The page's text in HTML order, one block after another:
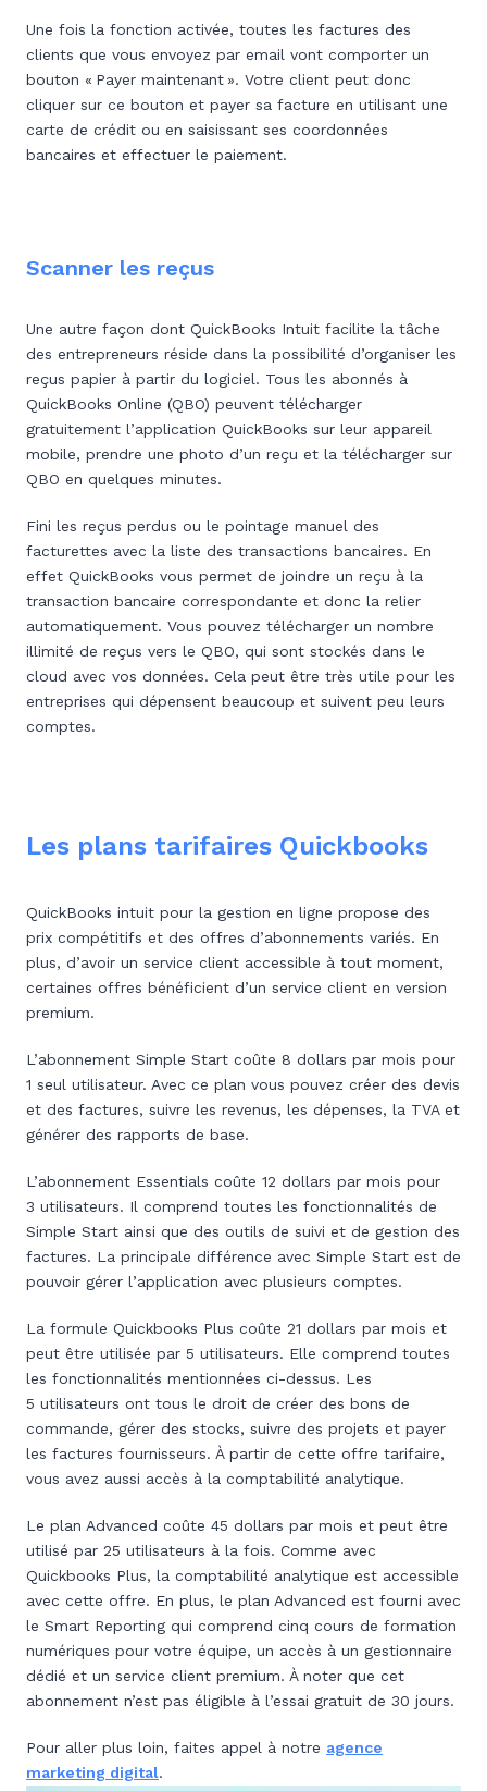
Une fois la fonction activée, toutes les factures des
clients que vous envoyez par email vont comporter un
bouton « Payer maintenant ». Votre client peut donc
cliquer sur ce bouton et payer sa facture en utilisant une
carte de crédit ou en saisissant ses coordonnées
bancaires et effectuer le paiement.
Scanner les reçus
Une autre façon dont QuickBooks Intuit facilite la tâche
des entrepreneurs réside dans la possibilité d’organiser les
reçus papier à partir du logiciel. Tous les abonnés à
QuickBooks Online (QBO) peuvent télécharger
gratuitement l’application QuickBooks sur leur appareil
mobile, prendre une photo d’un reçu et la télécharger sur
QBO en quelques minutes.
Fini les reçus perdus ou le pointage manuel des
facturettes avec la liste des transactions bancaires. En
effet QuickBooks vous permet de joindre un reçu à la
transaction bancaire correspondante et donc la relier
automatiquement. Vous pouvez télécharger un nombre
illimité de reçus vers le QBO, qui sont stockés dans le
cloud avec vos données. Cela peut être très utile pour les
entreprises qui dépensent beaucoup et suivent peu leurs
comptes.
Les plans tarifaires Quickbooks
QuickBooks intuit pour la gestion en ligne propose des
prix compétitifs et des offres d’abonnements variés. En
plus, d’avoir un service client accessible à tout moment,
certaines offres bénéficient d’un service client en version
premium.
L’abonnement Simple Start coûte 8 dollars par mois pour
1 seul utilisateur. Avec ce plan vous pouvez créer des devis
et des factures, suivre les revenus, les dépenses, la TVA et
générer des rapports de base.
L’abonnement Essentials coûte 12 dollars par mois pour
3 utilisateurs. Il comprend toutes les fonctionnalités de
Simple Start ainsi que des outils de suivi et de gestion des
factures. La principale différence avec Simple Start est de
pouvoir gérer l’application avec plusieurs comptes.
La formule Quickbooks Plus coûte 21 dollars par mois et
peut être utilisée par 5 utilisateurs. Elle comprend toutes
les fonctionnalités mentionnées ci-dessus. Les
5 utilisateurs ont tous le droit de créer des bons de
commande, gérer des stocks, suivre des projets et payer
les factures fournisseurs. À partir de cette offre tarifaire,
vous avez aussi accès à la comptabilité analytique.
Le plan Advanced coûte 45 dollars par mois et peut être
utilisé par 25 utilisateurs à la fois. Comme avec
Quickbooks Plus, la comptabilité analytique est accessible
avec cette offre. En plus, le plan Advanced est fourni avec
le Smart Reporting qui comprend cinq cours de formation
numériques pour votre équipe, un accès à un gestionnaire
dédié et un service client premium. À noter que cet
abonnement n’est pas éligible à l’essai gratuit de 30 jours.
Pour aller plus loin, faites appel à notre agence
marketing digital.